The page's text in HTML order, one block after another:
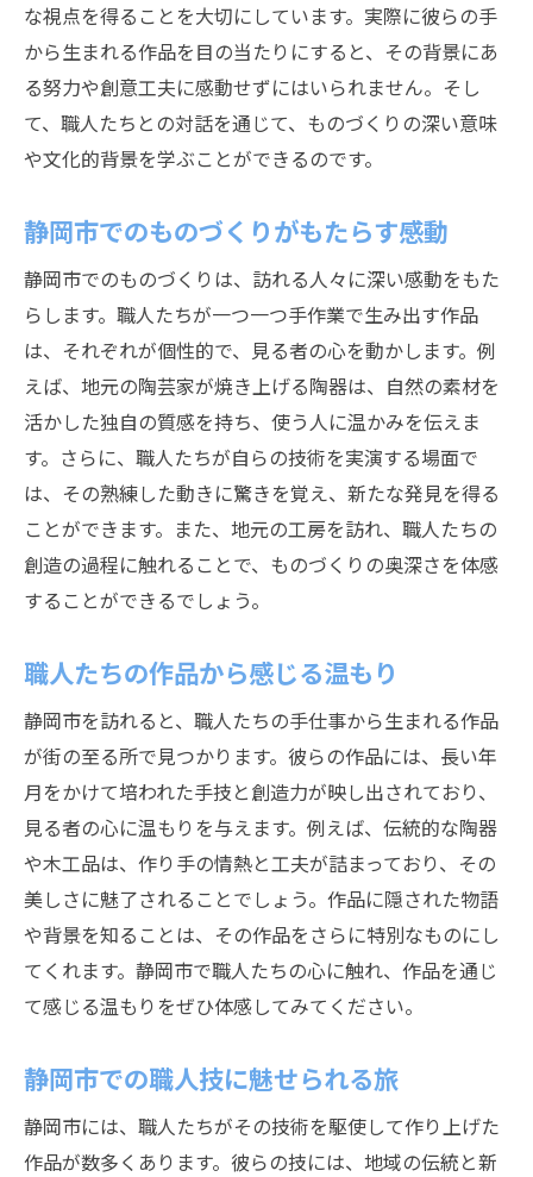
な視点を得ることを大切にしています。実際に彼らの手
から生まれる作品を目の当たりにすると、その背景にあ
る努力や創意工夫に感動せずにはいられません。そし
て、職人たちとの対話を通じて、ものづくりの深い意味
や文化的背景を学ぶことができるのです。
静岡市でのものづくりがもたらす感動
静岡市でのものづくりは、訪れる人々に深い感動をもた
らします。職人たちが一つ一つ手作業で生み出す作品
は、それぞれが個性的で、見る者の心を動かします。例
えば、地元の陶芸家が焼き上げる陶器は、自然の素材を
活かした独自の質感を持ち、使う人に温かみを伝えま
す。さらに、職人たちが自らの技術を実演する場面で
は、その熟練した動きに驚きを覚え、新たな発見を得る
ことができます。また、地元の工房を訪れ、職人たちの
創造の過程に触れることで、ものづくりの奥深さを体感
することができるでしょう。
職人たちの作品から感じる温もり
静岡市を訪れると、職人たちの手仕事から生まれる作品
が街の至る所で見つかります。彼らの作品には、長い年
月をかけて培われた手技と創造力が映し出されており、
見る者の心に温もりを与えます。例えば、伝統的な陶器
や木工品は、作り手の情熱と工夫が詰まっており、その
美しさに魅了されることでしょう。作品に隠された物語
や背景を知ることは、その作品をさらに特別なものにし
てくれます。静岡市で職人たちの心に触れ、作品を通じ
て感じる温もりをぜひ体感してみてください。
静岡市での職人技に魅せられる旅
静岡市には、職人たちがその技術を駆使して作り上げた
作品が数多くあります。彼らの技には、地域の伝統と新